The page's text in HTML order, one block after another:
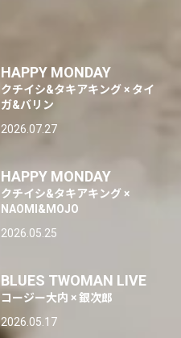
HAPPY MONDAY
クチイシ&タキアキング × タイ
ガ&バリン
2026.07.27
HAPPY MONDAY
クチイシ&タキアキング ×
NAOMI&MOJO
2026.05.25
BLUES TWOMAN LIVE
コージー大内 × 銀次郎
2026.05.17